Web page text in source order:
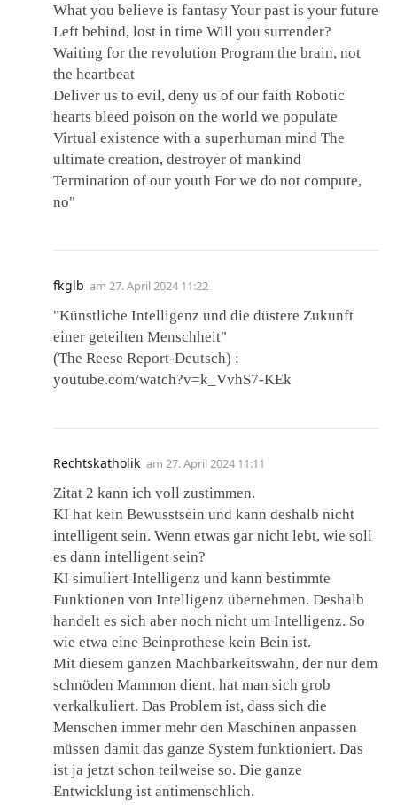
What you believe is fantasy Your past is your future
Left behind, lost in time Will you surrender?
Waiting for the revolution Program the brain, not
the heartbeat
Deliver us to evil, deny us of our faith Robotic
hearts bleed poison on the world we populate
Virtual existence with a superhuman mind The
ultimate creation, destroyer of mankind
Termination of our youth For we do not compute,
no"
fkglb am 27. April 2024 11:22
"Künstliche Intelligenz und die düstere Zukunft
einer geteilten Menschheit"
(The Reese Report-Deutsch) :
youtube.com/watch?v=k_VvhS7-KEk
Rechtskatholik am 27. April 2024 11:11
Zitat 2 kann ich voll zustimmen.
KI hat kein Bewusstsein und kann deshalb nicht
intelligent sein. Wenn etwas gar nicht lebt, wie soll
es dann intelligent sein?
KI simuliert Intelligenz und kann bestimmte
Funktionen von Intelligenz übernehmen. Deshalb
handelt es sich aber noch nicht um Intelligenz. So
wie etwa eine Beinprothese kein Bein ist.
Mit diesem ganzen Machbarkeitswahn, der nur dem
schnöden Mammon dient, hat man sich grob
verkalkuliert. Das Problem ist, dass sich die
Menschen immer mehr den Maschinen anpassen
müssen damit das ganze System funktioniert. Das
ist ja jetzt schon teilweise so. Die ganze
Entwicklung ist antimenschlich.